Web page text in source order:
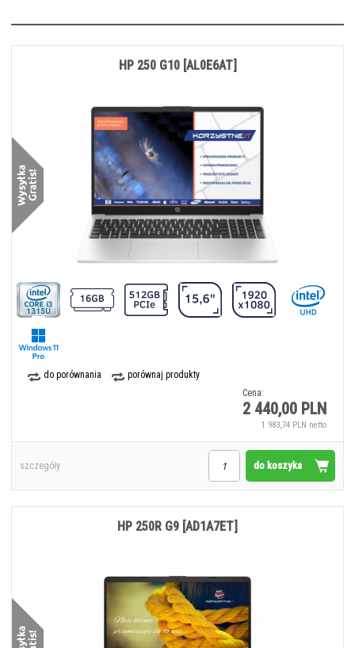
do porównania
porównaj produkty
Cena:
2 440,00 PLN
1 983,74 PLN netto
HP 250 G10 [AL0E6AT]
do koszyka
szczegóły
HP 250R G9 [AD1A7ET]